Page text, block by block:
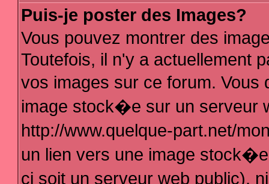
Puis-je poster des Images?
Vous pouvez montrer des
Toutefois, il n'y a actuellement
vos images sur ce forum.
image stock�e sur un serveur
http://www.quelque-part.net/
un lien vers une image
ci soit un serveur web public),